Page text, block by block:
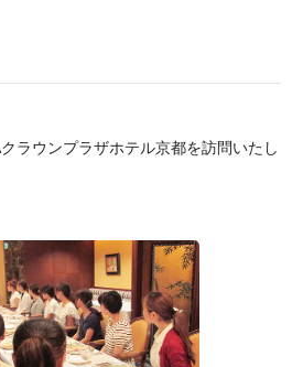
ラウンプラザホテル京都を訪問いたし